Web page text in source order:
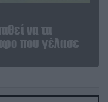
να τα
που γέλασε